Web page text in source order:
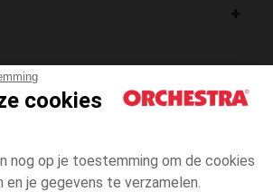
cookies
nog op je toestemming om de cookies
en je gegevens te verzamelen.